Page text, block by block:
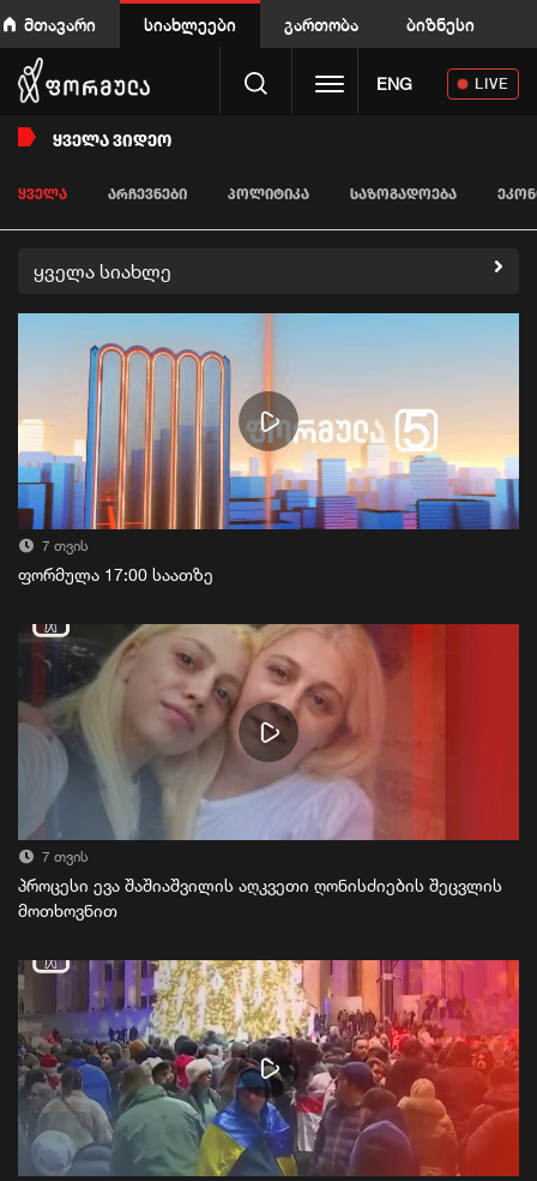
მთავარი სიახლეები გართობა ბიზნესი
Toggle navigation
ENG LIVE
ᲧᲕᲔᲚᲐ ᲕᲘᲓᲔᲝ
ᲧᲕᲔᲚᲐ ᲐᲠᲩᲔᲕᲜᲔᲑᲘ ᲞᲝᲚᲘᲢᲘᲙᲐ ᲡᲐᲖᲝᲒᲐᲓᲝᲔᲑᲐ
ყველა სიახლე
7 თვის
ფორმულა 17:00 საათზე
7 თვის
პროცესი ევა შაშიაშვილის აღკვეთი ღონისძიების შეცვლის
მოთხოვნით